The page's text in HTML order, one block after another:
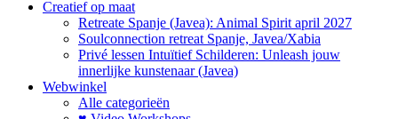
Creatief op maat
Retreate Spanje (Javea): Animal Spirit april 2027
Soulconnection retreat Spanje, Javea/Xabia
Privé lessen Intuïtief Schilderen: Unleash jouw
innerlijke kunstenaar (Javea)
Webwinkel
Alle categorieën